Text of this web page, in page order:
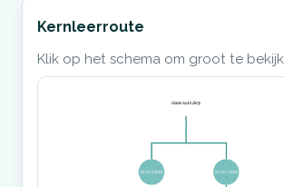
Kernleerroute
Klik op het schema om groot te